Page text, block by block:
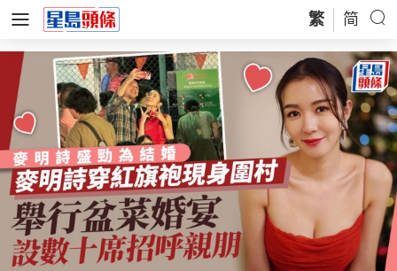
繁 简